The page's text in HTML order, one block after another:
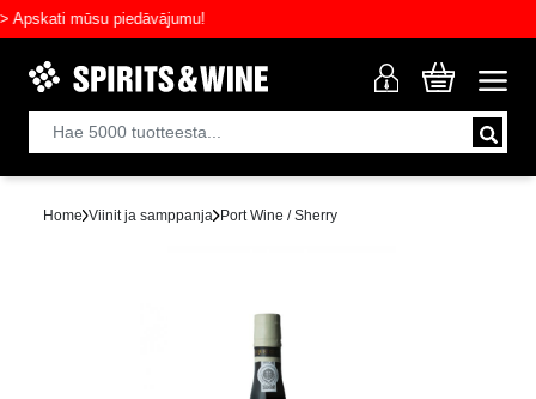
mūsu piedāvājumu!
Home Viinit ja samppanja Port Wine / Sherry